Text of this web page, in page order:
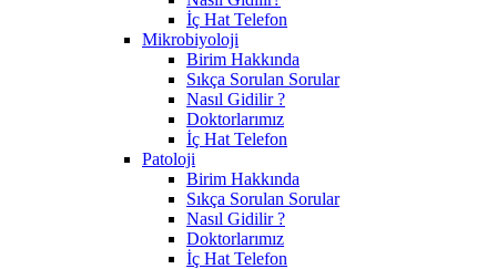
İç Hat Telefon
Mikrobiyoloji
Birim Hakkında
Sıkça Sorulan Sorular
Nasıl Gidilir ?
Doktorlarımız
İç Hat Telefon
Patoloji
Birim Hakkında
Sıkça Sorulan Sorular
Nasıl Gidilir ?
Doktorlarımız
İç Hat Telefon